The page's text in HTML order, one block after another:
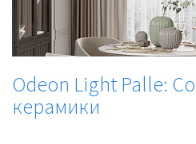
Odeon Light Palle:
керамики